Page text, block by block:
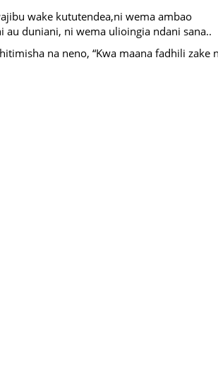
wake kututendea,ni wema ambao
au duniani, ni wema ulioingia ndani sana..
na neno, “Kwa maana fadhili zake